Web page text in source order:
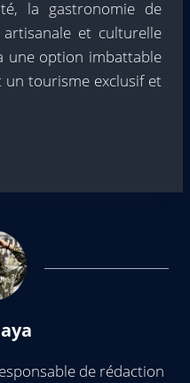
la gastronomie de
et culturelle
une option imbattable
tourisme exclusif et
de rédaction